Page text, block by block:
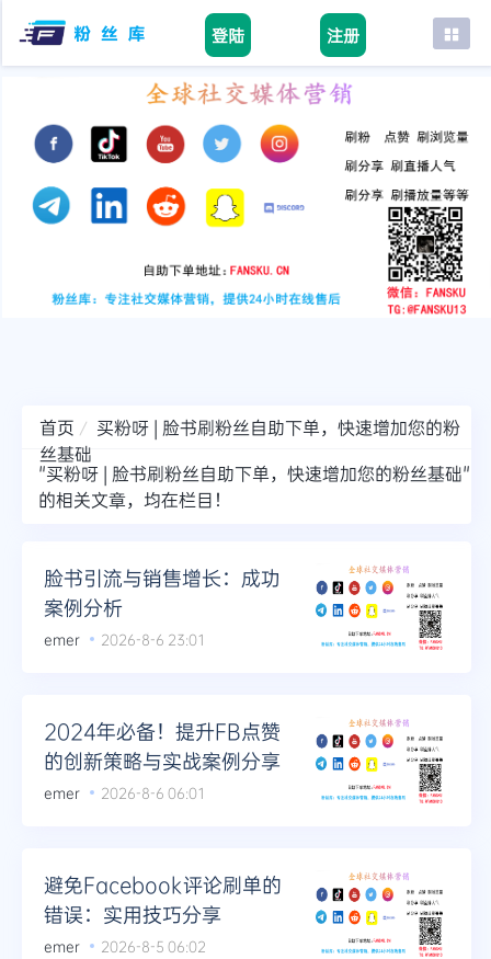
登陆 注册
首页
tiktok
youtube
instagram
首页
买粉呀 | 脸书刷粉丝自助下单，快速增加您的粉
丝基础
"买粉呀 | 脸书刷粉丝自助下单，快速增加您的粉丝基础"
的相关文章，均在栏目！
脸书引流与销售增长：成功
案例分析
emer 2026-8-6 23:01
2024年必备！提升FB点赞
的创新策略与实战案例分享
emer 2026-8-6 06:01
避免Facebook评论刷单的
错误：实用技巧分享
emer 2026-8-5 06:02